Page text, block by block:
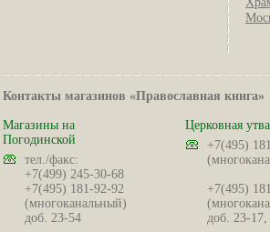
Контакты магазинов «Православная книга»
Магазины на
Погодинской
тел./факс:
+7(499) 245-30-68
+7(495) 181-92-92
(многоканальный)
доб. 23-54
Церковная
+7(495)
+7(495)
доб. 23-17,